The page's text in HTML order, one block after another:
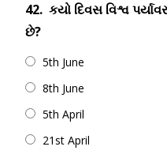
42. કયો દિવસ વિશ્વ
છે?
5th June
8th June
5th April
21st April